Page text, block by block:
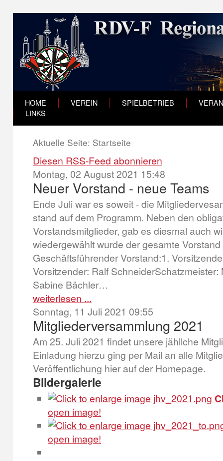
HOME VEREIN SPIELBETRIEB
LINKS
Aktuelle Seite: Startseite
Diesen RSS-Feed abonnieren
Montag, 02 August 2021 15:48
Neuer Vorstand - neue Teams
Ende Juli war es soweit - die
stand auf dem Programm. Neben den
Vorstandsmitglieder, gab es diesmal auch
wiedergewählt wurde der gesamte
Geschäftsführender Vorstand:1.
Vorsitzender: Ralf
Sabine Bächler…
weiterlesen ...
Sonntag, 11 Juli 2021 09:55
Mitgliederversammlung 2021
Am 25. Juli 2021 findet unsere jähllche
Einladung hierzu ging per Mail an alle
Veröffentlichung hier auf der Homepage.
Bildergalerie
open image!
open image!